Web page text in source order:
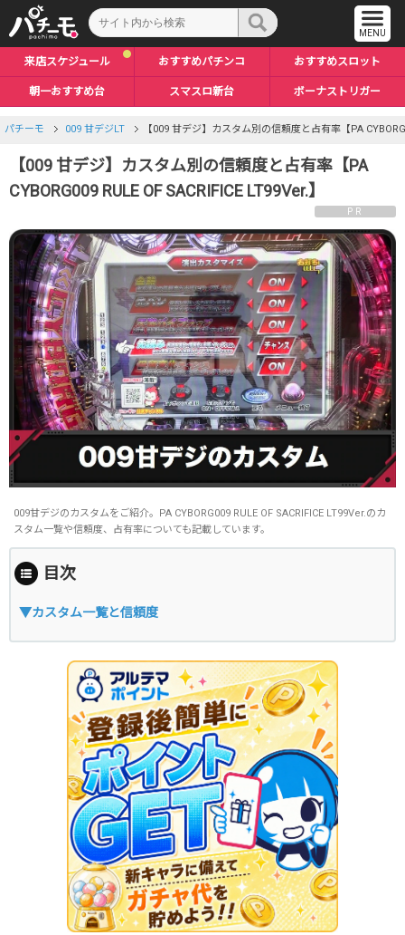
来店スケジュール おすすめパチンコ おすすめスロット
朝一おすすめ台 スマスロ新台 ボーナストリガー
パチーモ 009 甘デジLT 【009 甘デジ】カスタム別の信頼度と占有率【PA
【009 甘デジ】カスタム別の信頼度と占有率【PA
CYBORG009 RULE OF SACRIFICE LT99Ver.】
PR
009甘デジのカスタムをご紹介。PA CYBORG009 RULE OF SACRIFICE LT99Ver.のカ
スタム一覧や信頼度、占有率についても記載しています。
目次
▼カスタム一覧と信頼度